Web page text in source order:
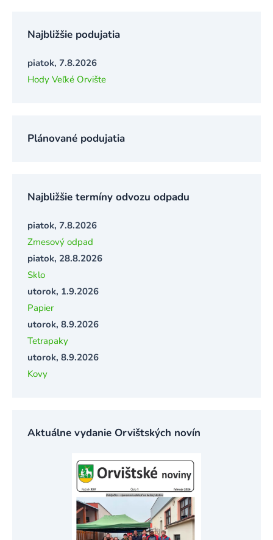
Najbližšie podujatia
piatok, 7.8.2026
Hody Veľké Orvište
Plánované podujatia
Najbližšie termíny odvozu odpadu
piatok, 7.8.2026
Zmesový odpad
piatok, 28.8.2026
Sklo
utorok, 1.9.2026
Papier
utorok, 8.9.2026
Tetrapaky
utorok, 8.9.2026
Kovy
Aktuálne vydanie Orvištských novín